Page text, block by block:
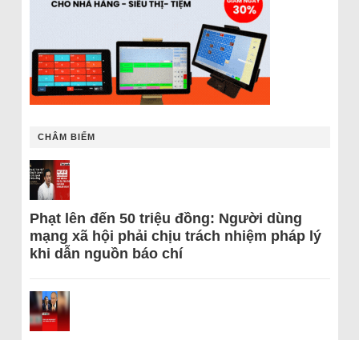
CHÂM BIẾM
Phạt lên đến 50 triệu đồng: Người dùng
mạng xã hội phải chịu trách nhiệm pháp lý
khi dẫn nguồn báo chí